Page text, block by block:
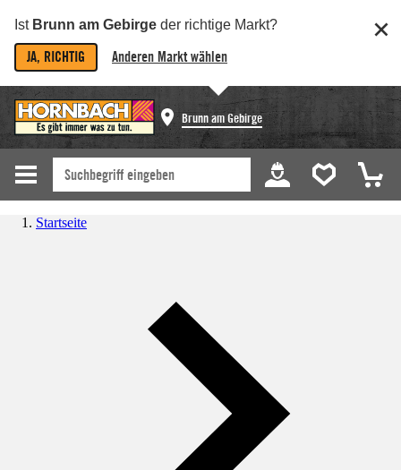
Ist Brunn am Gebirge der richtige Markt?
JA, RICHTIG Anderen Markt wählen
Brunn am Gebirge
Startseite